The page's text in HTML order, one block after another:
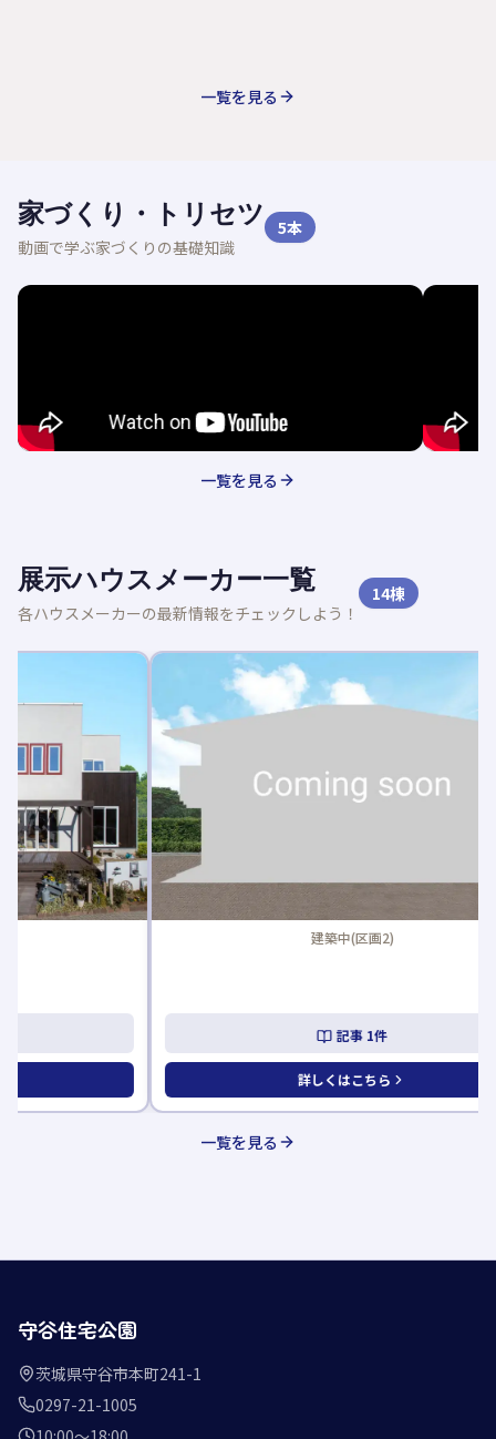
一覧を見る
家づくり・トリセツ
動画で学ぶ家づくりの基礎知識
5本
一覧を見る
展示ハウスメーカー一覧
各ハウスメーカーの最新情報をチェックしよう！
14棟
一覧を見る
守谷住宅公園
茨城県守谷市本町241-1
0297-21-1005